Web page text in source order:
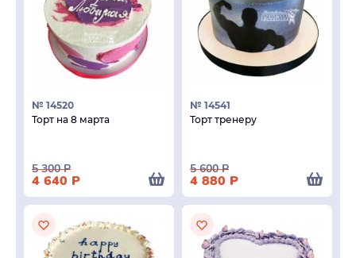
№ 14520
Торт на 8 марта
5 300Р
4 640 Р
№ 14541
Торт тренеру
5 600Р
4 880 Р